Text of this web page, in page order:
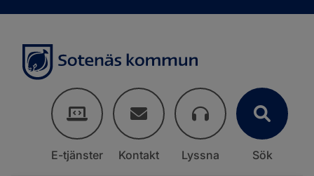
E-tjänster Kontakt Lyssna Sök